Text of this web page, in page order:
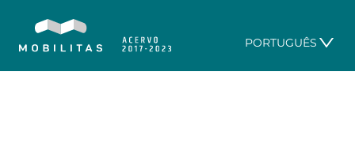
PORTUGUÊS